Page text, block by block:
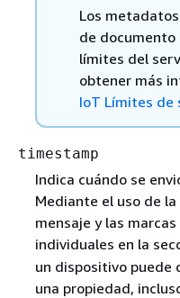
Los
de documento
límites del
obtener más
IoT Límites de
timestamp
Indica cuándo se
Mediante el uso de
mensaje y las
individuales en la
un dispositivo puede
una propiedad,